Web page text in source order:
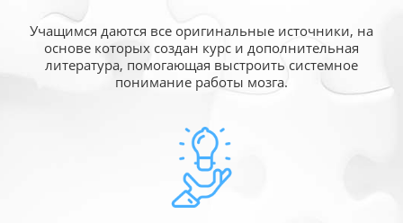
Учащимся даются все оригинальные источники, на
основе которых создан курс и дополнительная
литература, помогающая выстроить системное
понимание работы мозга.